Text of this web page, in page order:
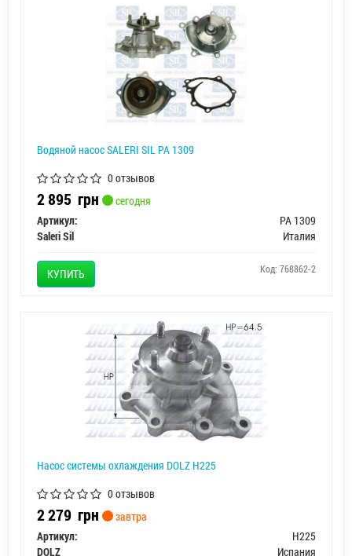
Водяной насос SALERI SIL PA 1309
0 отзывов
2 895 грн
сегодня
Артикул:
PA 1309
Saleri Sil
Италия
КУПИТЬ Код: 768862-2
Насос системы охлаждения DOLZ H225
0 отзывов
2 279 грн
завтра
Артикул:
H225
DOLZ
Испания